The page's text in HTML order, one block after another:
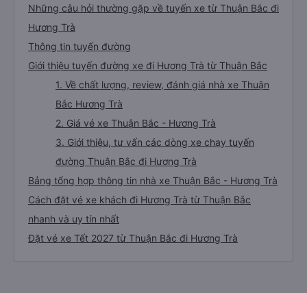
Những câu hỏi thường gặp về tuyến xe từ Thuận Bắc đi
Hương Trà
Thông tin tuyến đường
Giới thiệu tuyến đường xe đi Hương Trà từ Thuận Bắc
1. Về chất lượng, review, đánh giá nhà xe Thuận
Bắc Hương Trà
2. Giá vé xe Thuận Bắc - Hương Trà
3. Giới thiệu, tư vấn các dòng xe chạy tuyến
đường Thuận Bắc đi Hương Trà
Bảng tổng hợp thông tin nhà xe Thuận Bắc - Hương Trà
Cách đặt vé xe khách đi Hương Trà từ Thuận Bắc
nhanh và uy tín nhất
Đặt vé xe Tết 2027 từ Thuận Bắc đi Hương Trà